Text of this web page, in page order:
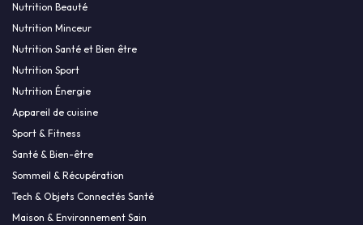
Nutrition Beauté
Nutrition Minceur
Nutrition Santé et Bien être
Nutrition Sport
Nutrition Énergie
Appareil de cuisine
Sport & Fitness
Santé & Bien-être
Sommeil & Récupération
Tech & Objets Connectés Santé
Maison & Environnement Sain